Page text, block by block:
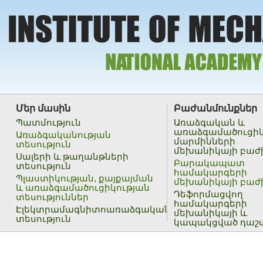
Մեր մասին
Պատմություն
Առաձգականության
տեսություն
Սալերի և թաղանթների
տեսություն
Պլաստիկության, քայքայման
և առաձգամածուցիկության
տեսություններ
Էլեկտրամագնիտոառաձգականության
տեսություն
Ալիքային պրոցեսներ
Բաժանմունքներ
Առաձգական և
մարմինների
մեխանիկայի
Բարակապատ
համակարգերի
մեխանիկայի
Դեֆորմացվող
համակարգերի
մեխանիկայի և
կապակցված
մեխանիկայի